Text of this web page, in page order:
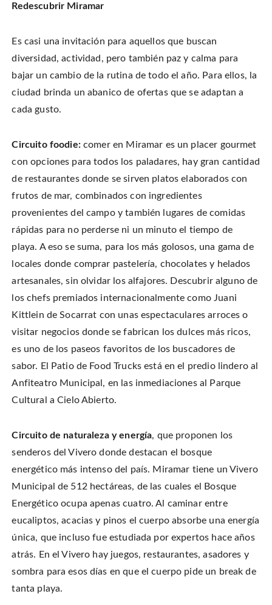
Redescubrir Miramar
Es casi una invitación para aquellos que buscan
diversidad, actividad, pero también paz y calma para
bajar un cambio de la rutina de todo el año. Para ellos, la
ciudad brinda un abanico de ofertas que se adaptan a
cada gusto.
Circuito foodie:comer en Miramar es un placer gourmet
con opciones para todos los paladares, hay gran cantidad
de restaurantes donde se sirven platos elaborados con
frutos de mar, combinados con ingredientes
provenientes del campo y también lugares de comidas
rápidas para no perderse ni un minuto el tiempo de
playa. A eso se suma, para los más golosos, una gama de
locales donde comprar pastelería, chocolates y helados
artesanales, sin olvidar los alfajores. Descubrir alguno de
los chefs premiados internacionalmente como Juani
Kittlein de Socarrat con unas espectaculares arroces o
visitar negocios donde se fabrican los dulces más ricos,
es uno de los paseos favoritos de los buscadores de
sabor. El Patio de Food Trucks está en el predio lindero al
Anfiteatro Municipal, en las inmediaciones al Parque
Cultural a Cielo Abierto.
Circuito de naturaleza y energía, que proponen los
senderos del Vivero donde destacan el bosque
energético más intenso del país. Miramar tiene un Vivero
Municipal de 512 hectáreas, de las cuales el Bosque
Energético ocupa apenas cuatro. Al caminar entre
eucaliptos, acacias y pinos el cuerpo absorbe una energía
única, que incluso fue estudiada por expertos hace años
atrás. En el Vivero hay juegos, restaurantes, asadores y
sombra para esos días en que el cuerpo pide un break de
tanta playa.